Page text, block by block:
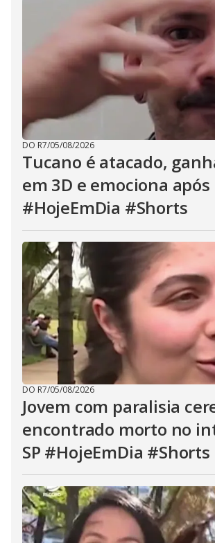
DO R7/05/08/2026
Tucano é atacado,
em 3D e emociona
#HojeEmDia #Shorts
DO R7/05/08/2026
Jovem com paralisia
encontrado morto no
SP #HojeEmDia #Shorts